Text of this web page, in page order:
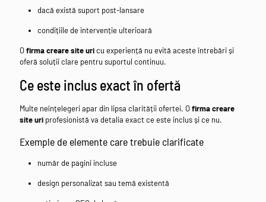
dacă există suport post-lansare
condițiile de intervenție ulterioară
Ofirma creare site uricu experiență nu evită aceste întrebări și
oferă soluții clare pentru suportul continuu.
Ce este inclus exact în ofertă
Multe neînțelegeri apar din lipsa clarității ofertei. Ofirma creare
site uri profesionistă va detalia exact ce este inclus și ce nu.
Exemple de elemente care trebuie clarificate
număr de pagini incluse
design personalizat sau temă existentă